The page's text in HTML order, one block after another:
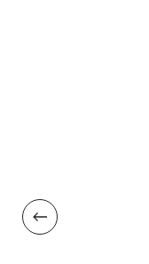
АКСЕССУАРЫ